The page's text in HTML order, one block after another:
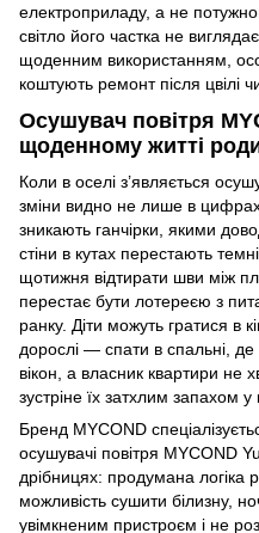
електроприладу, а не
світло його частка не
щоденним використанням,
коштують ремонт після цвілі
Осушувач повітря
щоденному житті
Коли в оселі з’являється
зміни видно не лише в цифрах
зникають ганчірки, якими
стіни в кутах перестають
щотижня відтирати шви між
перестає бути лотереєю з
ранку. Діти можуть гратися в
дорослі — спати в спальні, де
вікон, а власник квартири не
зустріне їх затхлим запахом у
Бренд MYCOND
осушувачі повітря MYCOND
дрібницях: продумана логіка
можливість сушити білизну,
увімкненим пристроєм і не